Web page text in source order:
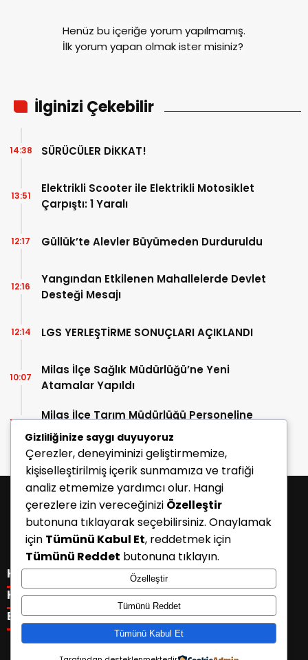
Henüz bu içeriğe yorum yapılmamış.
İlk yorum yapan olmak ister misiniz?
İlginizi Çekebilir
SÜRÜCÜLER DİKKAT!
14:38
Elektrikli Scooter ile Elektrikli Motosiklet
Çarpıştı: 1 Yaralı
13:51
Güllük’te Alevler Büyümeden Durduruldu
12:17
Yangından Etkilenen Mahallelerde Devlet
Desteği Mesajı
12:16
LGS YERLEŞTİRME SONUÇLARI AÇIKLANDI
12:14
Milas İlçe Sağlık Müdürlüğü’ne Yeni
Atamalar Yapıldı
10:07
Milas İlçe Tarım Müdürlüğü Personeline
Yangın Güvenliği Eğitimi ve Tatbikatı
10:04
KATEGORİLER
Menü seçimi yapın. WP-ADMIN → Görünüm → Menüler
sayfasından menü eşleştirmesi yapınız.
KISAYOLLAR
Menü seçimi yapın. WP-ADMIN → Görünüm → Menüler
sayfasından menü eşleştirmesi yapınız.
E-BÜLTEN
Gizliliğinize saygı duyuyoruz
Çerezler, deneyiminizi geliştirmemize,
kişiselleştirilmiş içerik sunmamıza ve trafiği
analiz etmemize yardımcı olur. Hangi
çerezlere izin vereceğinizi Özelleştir
butonuna tıklayarak seçebilirsiniz. Onaylamak
için Tümünü Kabul Et, reddetmek için
Tümünü Reddet butonuna tıklayın.
Özelleştir
Tümünü Reddet
Tümünü Kabul Et